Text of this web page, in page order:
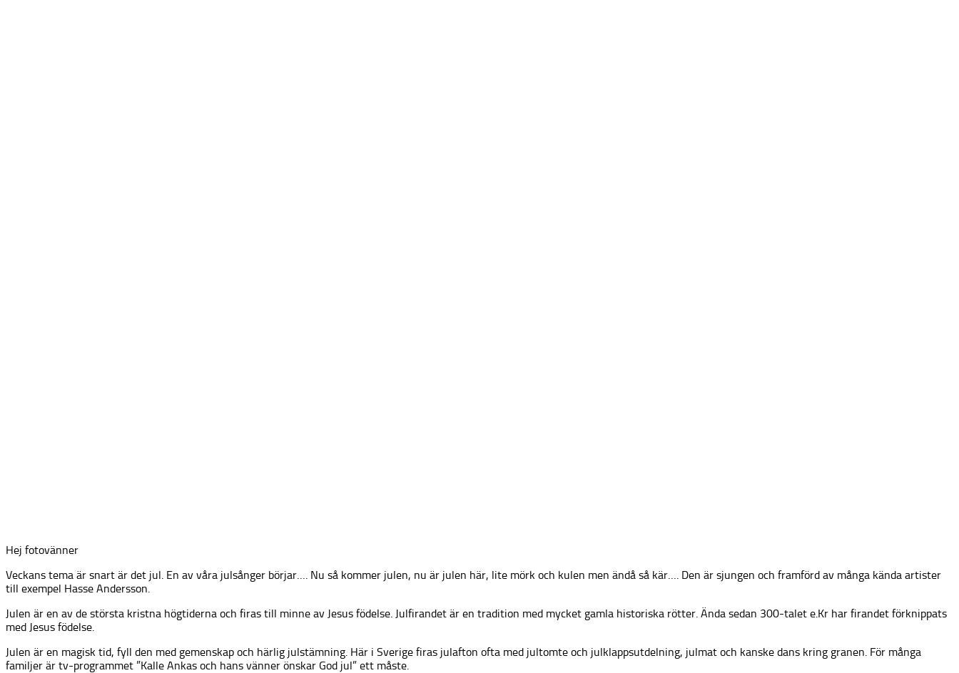
Hej fotovänner
Veckans tema är snart är det jul. En av våra julsånger börjar…. Nu så kommer julen, nu är julen här, lite mörk och kulen men ändå så kär…. Den är sjungen och framförd av många kända artister
till exempel Hasse Andersson.
Julen är en av de största kristna högtiderna och firas till minne av Jesus födelse. Julfirandet är en tradition med mycket gamla historiska rötter. Ända sedan 300-talet e.Kr har firandet förknippats
med Jesus födelse.
Julen är en magisk tid, fyll den med gemenskap och härlig julstämning. Här i Sverige firas julafton ofta med jultomte och julklappsutdelning, julmat och kanske dans kring granen. För många
familjer är tv-programmet ”Kalle Ankas och hans vänner önskar God jul” ett måste.